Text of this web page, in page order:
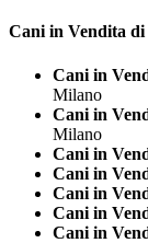
Cani in Vendita di
Cani in
Milano
Cani in
Milano
Cani in
Cani in
Cani in
Cani in
Cani in